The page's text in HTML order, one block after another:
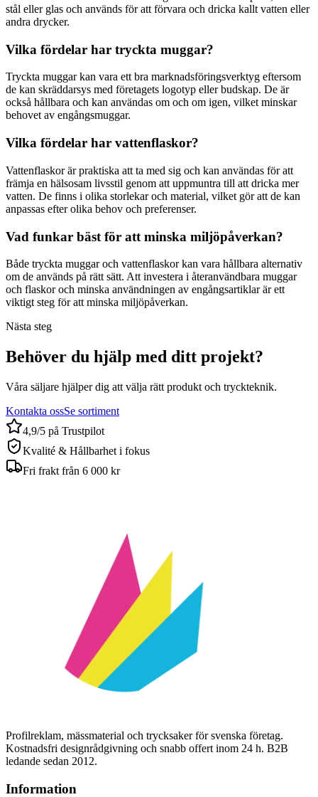
stål eller glas och används för att förvara och dricka kallt vatten eller
andra drycker.
Vilka fördelar har tryckta muggar?
Tryckta muggar kan vara ett bra marknadsföringsverktyg eftersom
de kan skräddarsys med företagets logotyp eller budskap. De är
också hållbara och kan användas om och om igen, vilket minskar
behovet av engångsmuggar.
Vilka fördelar har vattenflaskor?
Vattenflaskor är praktiska att ta med sig och kan användas för att
främja en hälsosam livsstil genom att uppmuntra till att dricka mer
vatten. De finns i olika storlekar och material, vilket gör att de kan
anpassas efter olika behov och preferenser.
Vad funkar bäst för att minska miljöpåverkan?
Både tryckta muggar och vattenflaskor kan vara hållbara alternativ
om de används på rätt sätt. Att investera i återanvändbara muggar
och flaskor och minska användningen av engångsartiklar är ett
viktigt steg för att minska miljöpåverkan.
Nästa steg
Behöver du hjälp med ditt projekt?
Våra säljare hjälper dig att välja rätt produkt och tryckteknik.
Kontakta ossSe sortiment
4,9/5 på Trustpilot
Kvalité & Hållbarhet i fokus
Fri frakt från 6 000 kr
Profilreklam, mässmaterial och trycksaker för svenska företag.
Kostnadsfri designrådgivning och snabb offert inom 24 h. B2B
ledande sedan 2012.
Information